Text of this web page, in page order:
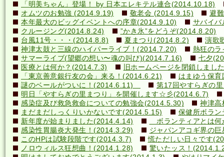
「明美ちゃん」登場！ by 日本エレキテル連合(2014.10.18)
オムツのお勉強 (2014.9.19)
敬老会 (2014.9.15)
避
本年最大のビッグイベントへの序章(2014.9.10)
サバイ
クルージング(2014.8.24)
”かき氷”をどうぞ(2014.8.20)
台風11号・・・(2014.8.8)
夏まつり(2014.8.2)
演歌
神津太鼓と三線のハイパーライブ！(2014.7.20)
熱狂の
サマーライブ(望郷の想い〜魂の叫び)(2014.7.16)
七夕
医療とは何か？(2014.7.3)
旧ホームページを閉鎖しまし
「東京善意銀行友の会」来る！(2014.6.21)
はまゆう保
謎のベールがついに！(2014.6.11)
第17回やすらぎの
明日「やすらぎの里まつり」を開催します☆彡(2014.6.7)
感染症及び救急救命についての勉強会(2014.5.30)
神津高
まだまだしっくりいかないです(2014.5.15)
保健所ボラ
新年度が始まりました(2014.4.14)
ボランティアとは
感染性胃腸炎大発生！(2014.3.29)
ジャパンアコギ界の
このHPは試験段階です(2014.3.7)
慌ただしい日々です
ノロウィルス狂想曲！(2014.1.28)
驚いたッス！